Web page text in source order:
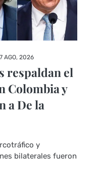
7 AGO, 2026
respaldan el
Colombia y
a De la
y
bilaterales fueron